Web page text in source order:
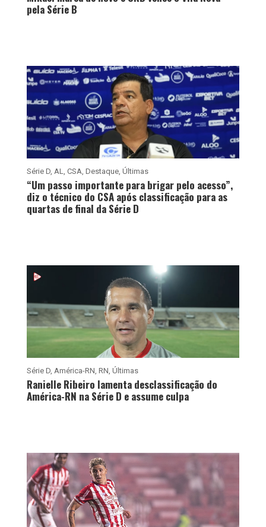
pela Série B
Série D, AL, CSA, Destaque, Últimas
“Um passo importante para brigar pelo acesso”,
diz o técnico do CSA após classificação para as
quartas de final da Série D
Série D, América-RN, RN, Últimas
Ranielle Ribeiro lamenta desclassificação do
América-RN na Série D e assume culpa